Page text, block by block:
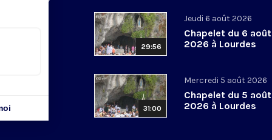
29:56
Jeudi 6 août 2026
Chapelet du 6 août
2026 à Lourdes
31:00
Mercredi 5 août 2026
Chapelet du 5 août
2026 à Lourdes